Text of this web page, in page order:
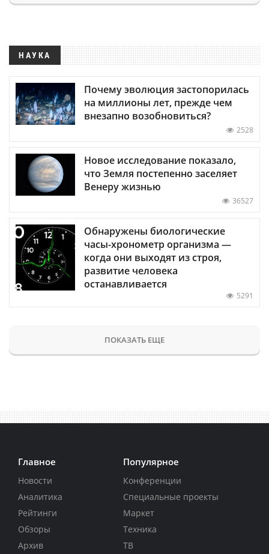
НАУКА
Почему эволюция застопорилась
на миллионы лет, прежде чем
внезапно возобновиться?
2528
Новое исследование показало,
что Земля постепенно заселяет
Венеру жизнью
36527
Обнаружены биологические
часы-хронометр организма —
когда они выходят из строя,
развитие человека
останавливается
5291
ПОКАЗАТЬ ЕЩЕ
Главное
Новости
Аналитика
Рейтинги
Обзоры
Архив
Популярное
Конференции
Специальные проекты
Маркет
Техника
ТВ